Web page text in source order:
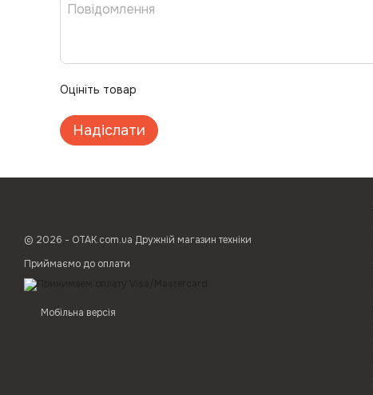
Оцініть товар
Надіслати
© 2026 - ОТАК.com.ua Дружній магазин техніки
Приймаємо до оплати
Мобільна версія